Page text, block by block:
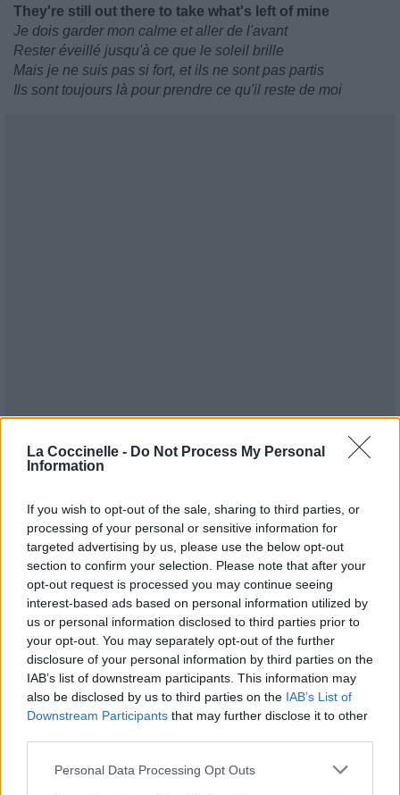
La Coccinelle - Do Not Process My Personal
Information
If you wish to opt-out of the sale, sharing to third parties, or
processing of your personal or sensitive information for
targeted advertising by us, please use the below opt-out
section to confirm your selection. Please note that after your
opt-out request is processed you may continue seeing
interest-based ads based on personal information utilized by
us or personal information disclosed to third parties prior to
your opt-out. You may separately opt-out of the further
disclosure of your personal information by third parties on the
IAB’s list of downstream participants. This information may
also be disclosed by us to third parties on the IAB’s List of
Downstream Participants that may further disclose it to other
Personal Data Processing Opt Outs
They're still out there to take what's left of mine
Je dois garder mon calme et aller de l'avant
Rester éveillé jusqu'à ce que le soleil brille
Mais je ne suis pas si fort, et ils ne sont pas partis
Ils sont toujours là pour prendre ce qu'il reste de moi
Publié parNehanne
Chanteurs :
The Living Tombstone
Albums : I Got No Time [Single]
Paroles + Traduction Téléchargement
Vidéos
Commentaires